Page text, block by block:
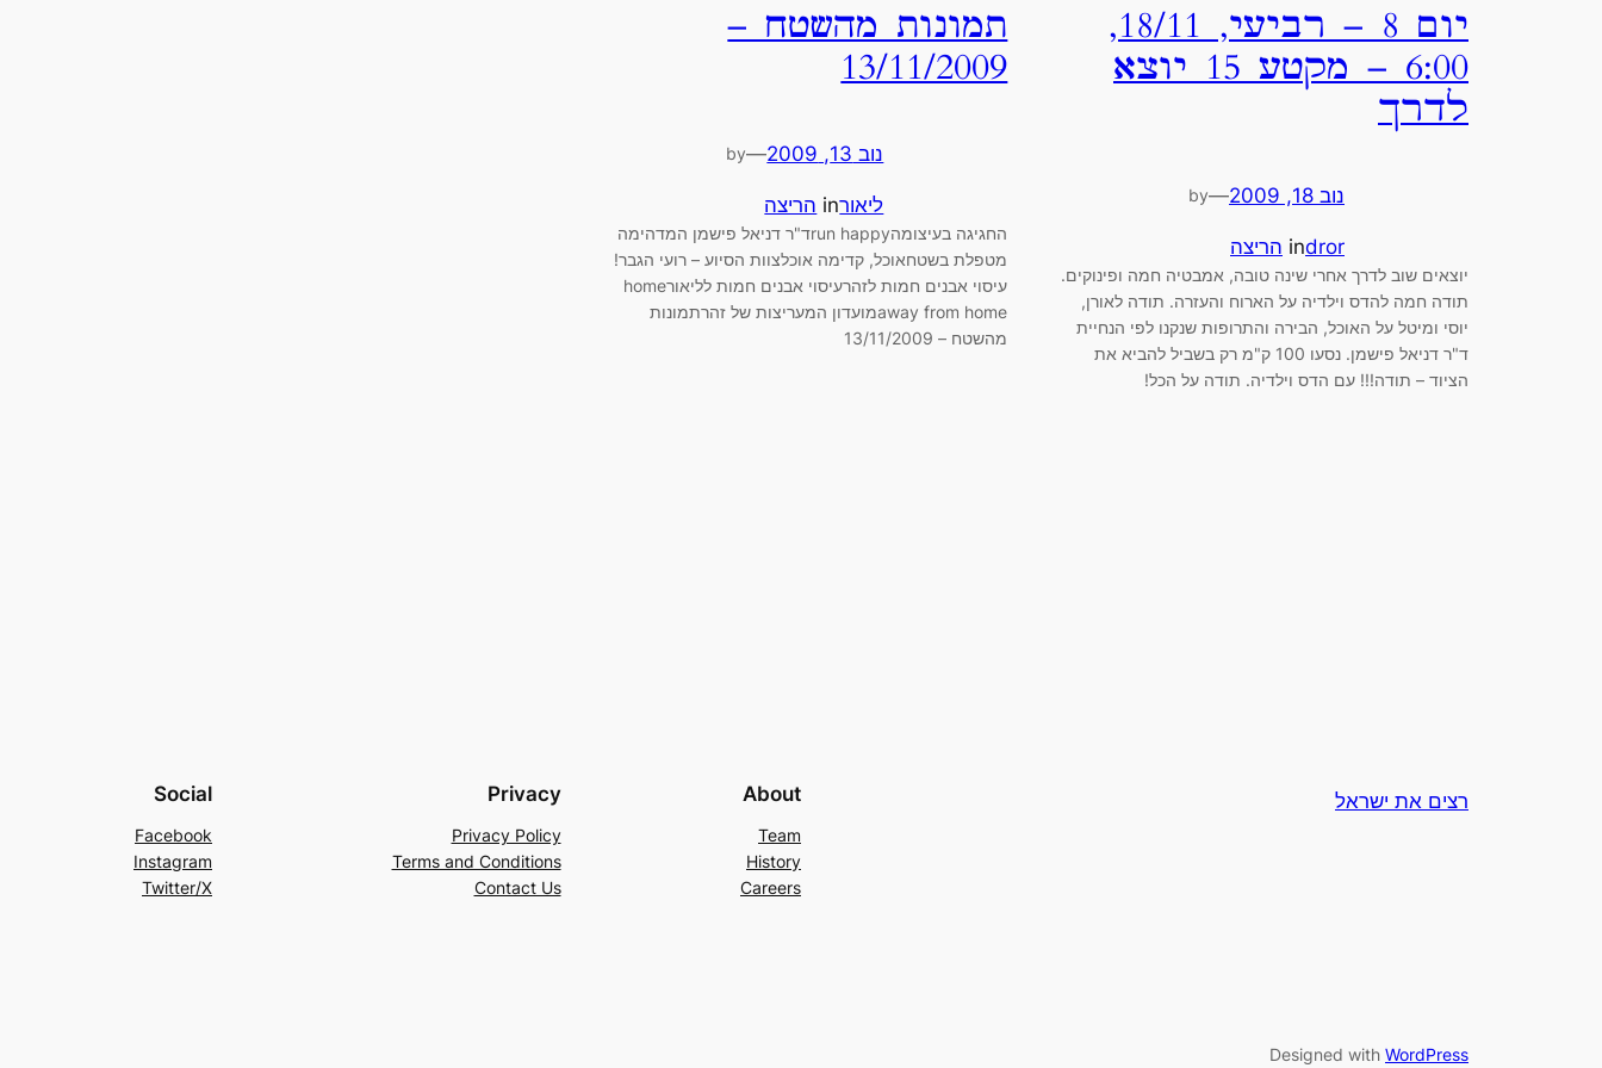
יום 8 – רביעי, 18/11,
6:00 – מקטע 15 יוצא
לדרך
נוב 18, 2009 —
by
dror
in הריצה
יוצאים שוב לדרך אחרי שינה טובה, אמבטיה חמה ופינוקים.
תודה חמה להדס וילדיה על הארוח והעזרה. תודה לאורן,
יוסי ומיטל על האוכל, הבירה והתרופות שנקנו לפי הנחיית
ד"ר דניאל פישמן. נסעו 100 ק"מ רק בשביל להביא את
הציוד – תודה!!! עם הדס וילדיה. תודה על הכל!
תמונות מהשטח –
13/11/2009
נוב 13, 2009 —
by
ליאורin הריצה
החגיגה בעיצומהrun happyד"ר דניאל פישמן המדהימה
מטפלת בשטחאוכל, קדימה אוכלצוות הסיוע – רועי הגבר!
עיסוי אבנים חמות לזהרעיסוי אבנים חמות לליאורhome
away from homeמועדון המעריצות של זהרתמונות
מהשטח – 13/11/2009
רצים את ישראל About
Team
History
Careers
Privacy
Privacy Policy
Terms and Conditions
Contact Us
Social
Facebook
Instagram
Twitter/X
Designed with WordPress